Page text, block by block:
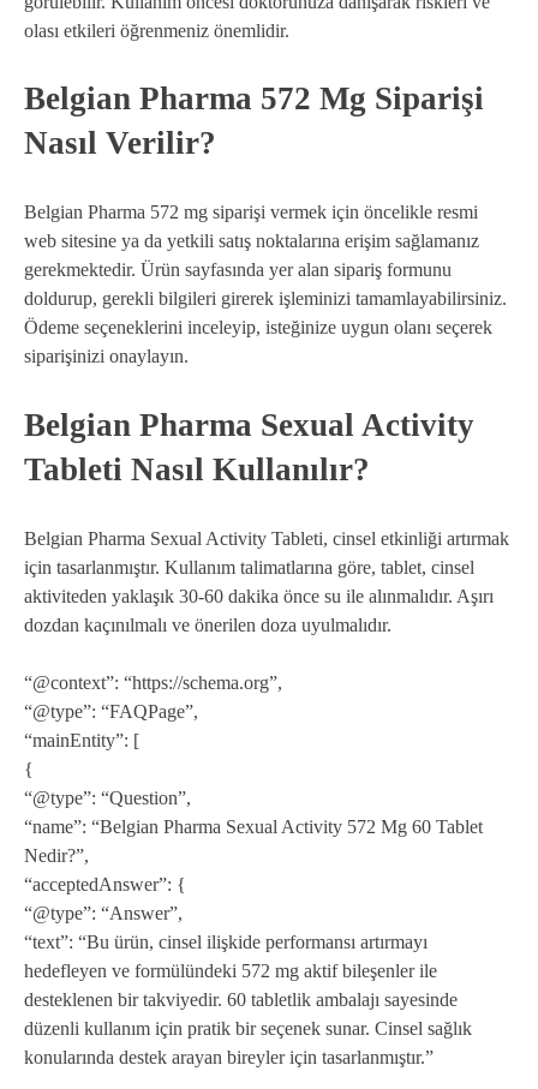
olası etkileri öğrenmeniz önemlidir.
Belgian Pharma 572 Mg Siparişi
Nasıl Verilir?
Belgian Pharma 572 mg siparişi vermek için öncelikle resmi
web sitesine ya da yetkili satış noktalarına erişim sağlamanız
gerekmektedir. Ürün sayfasında yer alan sipariş formunu
doldurup, gerekli bilgileri girerek işleminizi tamamlayabilirsiniz.
Ödeme seçeneklerini inceleyip, isteğinize uygun olanı seçerek
siparişinizi onaylayın.
Belgian Pharma Sexual Activity
Tableti Nasıl Kullanılır?
Belgian Pharma Sexual Activity Tableti, cinsel etkinliği artırmak
için tasarlanmıştır. Kullanım talimatlarına göre, tablet, cinsel
aktiviteden yaklaşık 30-60 dakika önce su ile alınmalıdır. Aşırı
dozdan kaçınılmalı ve önerilen doza uyulmalıdır.
“@context”: “https://schema.org”,
“@type”: “FAQPage”,
“mainEntity”: [
{
“@type”: “Question”,
“name”: “Belgian Pharma Sexual Activity 572 Mg 60 Tablet
Nedir?”,
“acceptedAnswer”: {
“@type”: “Answer”,
“text”: “Bu ürün, cinsel ilişkide performansı artırmayı
hedefleyen ve formülündeki 572 mg aktif bileşenler ile
desteklenen bir takviyedir. 60 tabletlik ambalajı sayesinde
düzenli kullanım için pratik bir seçenek sunar. Cinsel sağlık
konularında destek arayan bireyler için tasarlanmıştır.”